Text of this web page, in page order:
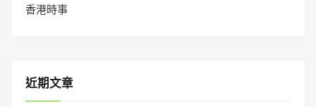
香港時事
近期文章